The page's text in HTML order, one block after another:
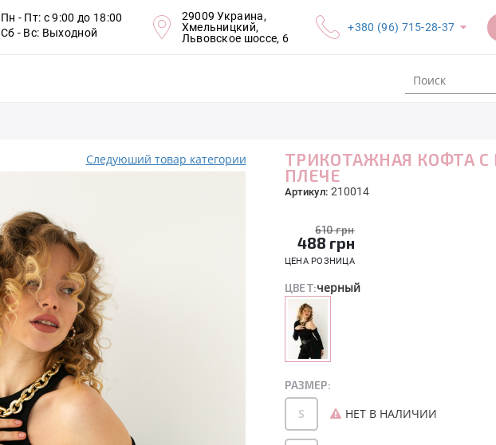
Пн - Пт: с 9:00 до 18:00
Сб - Вс: Выходной
29009 Украина,
Хмельницкий,
Львовское шоссе, 6
+380 (96) 715-28-37
Следуюший товар категории
ТРИКОТАЖНАЯ КОФТА
ПЛЕЧЕ
Артикул: 210014
610 грн
488 грн
ЦЕНА РОЗНИЦА
ЦВЕТ:черный
РАЗМЕР:
S НЕТ В НАЛИЧИИ